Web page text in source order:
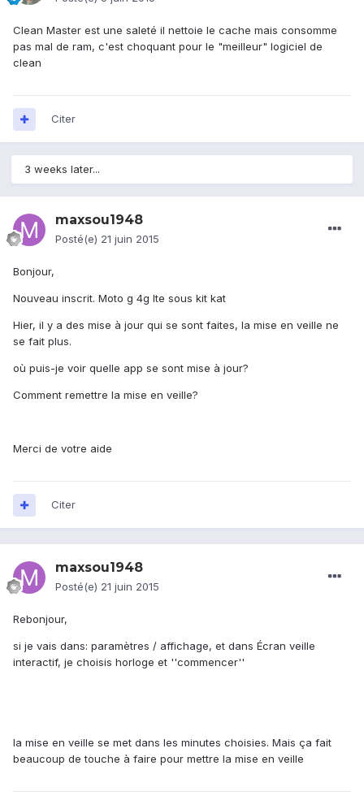
Clean Master est une saleté il nettoie le cache mais consomme
pas mal de ram, c'est choquant pour le "meilleur" logiciel de
clean
Citer
3 weeks later...
maxsou1948
Posté(e) 21 juin 2015
Bonjour,
Nouveau inscrit. Moto g 4g lte sous kit kat
Hier, il y a des mise à jour qui se sont faites, la mise en veille ne
se fait plus.
où puis-je voir quelle app se sont mise à jour?
Comment remettre la mise en veille?
Merci de votre aide
Citer
maxsou1948
Posté(e) 21 juin 2015
Rebonjour,
si je vais dans: paramètres / affichage, et dans Écran veille
interactif, je choisis horloge et ''commencer''
la mise en veille se met dans les minutes choisies. Mais ça fait
beaucoup de touche à faire pour mettre la mise en veille